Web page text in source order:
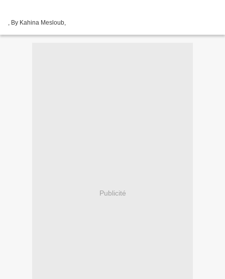
, By Kahina Mesloub,
Publicité